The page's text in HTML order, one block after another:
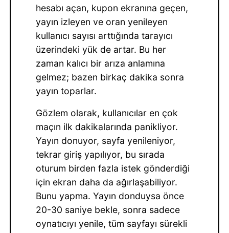
hesabı açan, kupon ekranına geçen,
yayın izleyen ve oran yenileyen
kullanıcı sayısı arttığında tarayıcı
üzerindeki yük de artar. Bu her
zaman kalıcı bir arıza anlamına
gelmez; bazen birkaç dakika sonra
yayın toparlar.
Gözlem olarak, kullanıcılar en çok
maçın ilk dakikalarında panikliyor.
Yayın donuyor, sayfa yenileniyor,
tekrar giriş yapılıyor, bu sırada
oturum birden fazla istek gönderdiği
için ekran daha da ağırlaşabiliyor.
Bunu yapma. Yayın donduysa önce
20-30 saniye bekle, sonra sadece
oynatıcıyı yenile, tüm sayfayı sürekli